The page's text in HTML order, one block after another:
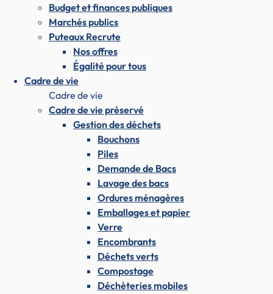
Budget et finances publiques
Marchés publics
Puteaux Recrute
Nos offres
Égalité pour tous
Cadre de vie
Cadre de vie
Cadre de vie préservé
Gestion des déchets
Bouchons
Piles
Demande de Bacs
Lavage des bacs
Ordures ménagères
Emballages et papier
Verre
Encombrants
Déchets verts
Compostage
Déchèteries mobiles